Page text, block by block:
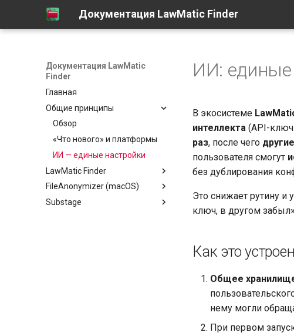
Документация LawMatic Finder
Документация LawMatic
Finder
Главная
Общие принципы
Обзор
«Что нового» и платформы
ИИ — единые настройки
LawMatic Finder
Обзор
LawMatic Finder Lite
FileAnonymizer (macOS)
Обзор
Substage
ИИ: единые
В экосистеме
интеллекта (API-
раз, после чего
пользователя смогут
без дублирования
Это снижает рутину
ключ, в другом
Как это
Общее
нему могли
При первом